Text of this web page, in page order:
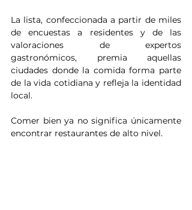
La lista, confeccionada a partir de miles
de encuestas a residentes y de las
valoraciones de expertos
gastronómicos, premia aquellas
ciudades donde la comida forma parte
de la vida cotidiana y refleja la identidad
local.
Comer bien ya no significa únicamente
encontrar restaurantes de alto nivel.